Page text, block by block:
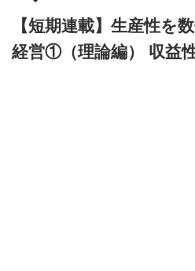
【短期連載】生産性を
経営①（理論編） 収益